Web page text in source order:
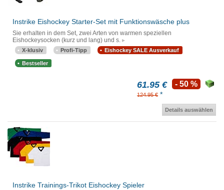
Instrike Eishockey Starter-Set mit Funktionswäsche plus
Sie erhalten in dem Set, zwei Arten von warmen speziellen
Eishockeysocken (kurz und lang) und s.
X-klusiv Profi-Tipp Eishockey SALE Ausverkauf
Bestseller
61.95 €
124.95 € *
- 50 %
Details auswählen
Instrike Trainings-Trikot Eishockey Spieler